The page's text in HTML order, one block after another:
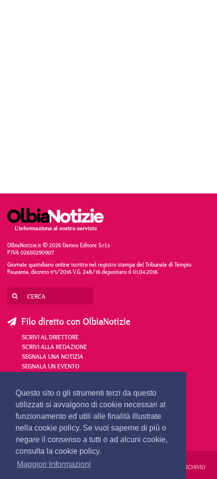
Questo sito o gli strumenti terzi da questo
utilizzati si avvalgono di cookie necessari al
funzionamento ed utili alle finalità illustrate
nella cookie policy. Se vuoi saperne di più o
negare il consenso a tutti o ad alcuni cookie,
consulta la cookie policy.
Maggiori Informazioni
OlbiaNotizie.it © 2026 Damos Editore S.r.l.s
P.IVA 02650290907
Giornale quotidiano online iscritto nel registro stampa del Tribunale di Tempio
Pausania, decreto n°1/2016 V.G. 248/16 depositato il 01.04.2016
Filo diretto con OlbiaNotizie
SCRIVI AL DIRETTORE
SCRIVI ALLA REDAZIONE
SEGNALA UNA NOTIZIA
SEGNALA UN EVENTO
redazione@olbianotizie.it
REDAZIONE PUBBLICITÀ PRIVACY E COOKIES ARCHIVIO